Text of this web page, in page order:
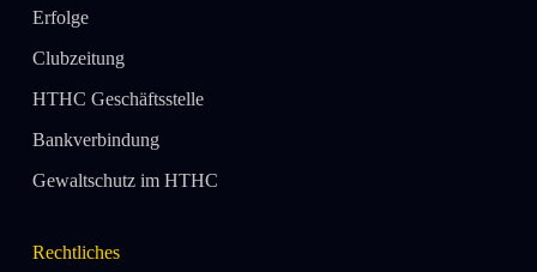
Erfolge
Clubzeitung
HTHC Geschäftsstelle
Bankverbindung
Gewaltschutz im HTHC
Rechtliches